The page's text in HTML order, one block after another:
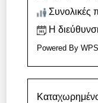
Συνολικές
Η
Powered By